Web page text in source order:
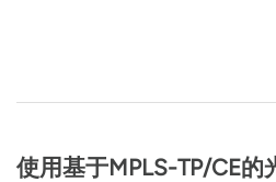
使用基于MPLS-TP/CE的